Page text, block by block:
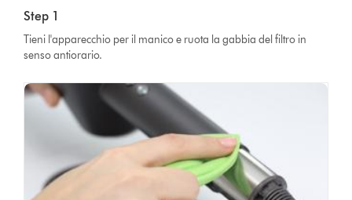
Step 1
Tieni l'apparecchio per il manico e ruota la gabbia del filtro in
senso antiorario.